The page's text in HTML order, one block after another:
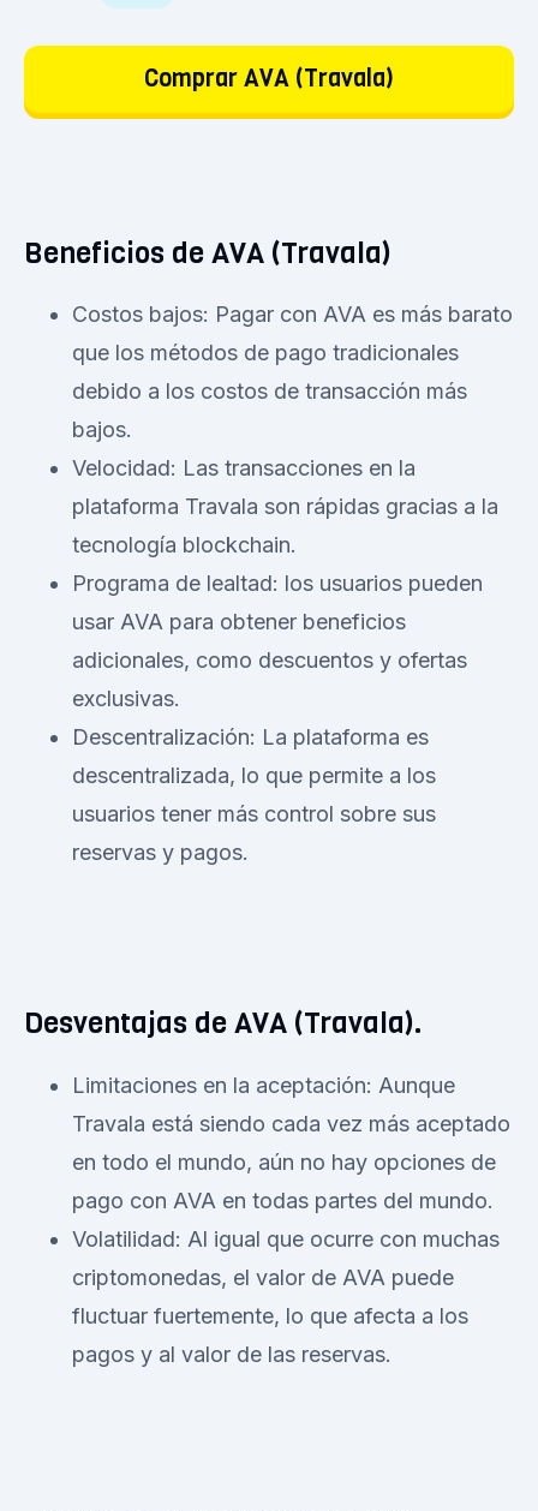
Comprar AVA (Travala)
Beneficios de AVA (Travala)
Costos bajos: Pagar con AVA es más barato
que los métodos de pago tradicionales
debido a los costos de transacción más
bajos.
Velocidad: Las transacciones en la
plataforma Travala son rápidas gracias a la
tecnología blockchain.
Programa de lealtad: los usuarios pueden
usar AVA para obtener beneficios
adicionales, como descuentos y ofertas
exclusivas.
Descentralización: La plataforma es
descentralizada, lo que permite a los
usuarios tener más control sobre sus
reservas y pagos.
Desventajas de AVA (Travala).
Limitaciones en la aceptación: Aunque
Travala está siendo cada vez más aceptado
en todo el mundo, aún no hay opciones de
pago con AVA en todas partes del mundo.
Volatilidad: Al igual que ocurre con muchas
criptomonedas, el valor de AVA puede
fluctuar fuertemente, lo que afecta a los
pagos y al valor de las reservas.